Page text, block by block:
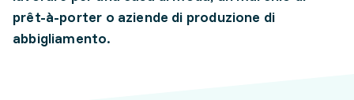
prêt-à-porter o aziende di produzione di
abbigliamento.